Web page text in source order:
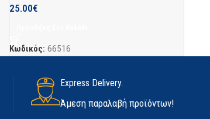
25.00€
Κωδικός: 66516
Express Delivery.
Άμεση παραλαβή προϊόντων!